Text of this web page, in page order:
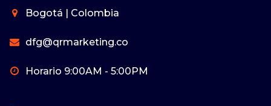
Bogotá | Colombia
dfg@qrmarketing.co
Horario 9:00AM - 5:00PM